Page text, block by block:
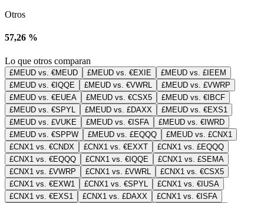
Otros
57,26 %
Lo que otros comparan
£MEUD vs. €MEUD £MEUD vs. €EXIE
£MEUD vs. £IEEM
£MEUD vs. €IQQE
£MEUD vs. €VWRL
£MEUD vs. £VWRP
£MEUD vs. €EUEA
£MEUD vs. €CSX5
£MEUD vs. €IBCF
£MEUD vs. €SPYL
£MEUD vs. £DAXX
£MEUD vs. €EXS1
£MEUD vs. £VUKE
£MEUD vs. €ISFA
£MEUD vs. €IWRD
£MEUD vs. €SPPW
£MEUD vs. £EQQQ
£MEUD vs. £CNX1
£CNX1 vs. €CNDX
£CNX1 vs. €EXXT
£CNX1 vs. £EQQQ
£CNX1 vs. €EQQQ
£CNX1 vs. €IQQE
£CNX1 vs. £SEMA
£CNX1 vs. £VWRP
£CNX1 vs. £VWRL
£CNX1 vs. €CSX5
£CNX1 vs. €EXW1
£CNX1 vs. €SPYL
£CNX1 vs. €IUSA
£CNX1 vs. €EXS1
£CNX1 vs. £DAXX
£CNX1 vs. €ISFA